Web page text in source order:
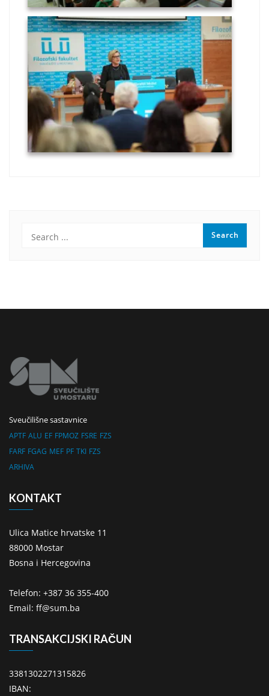
Sveučilišne sastavnice
APTF ALU EF FPMOZ FSRE FZS
FARF FGAG MEF PF TKI FZS
ARHIVA
KONTAKT
Ulica Matice hrvatske 11
88000 Mostar
Bosna i Hercegovina
Telefon: +387 36 355-400
Email: ff@sum.ba
TRANSAKCIJSKI RAČUN
3381302271315826
IBAN: